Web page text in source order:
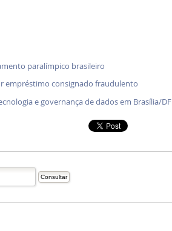
paralímpico brasileiro
empréstimo consignado fraudulento
e governança de dados em Brasília/DF